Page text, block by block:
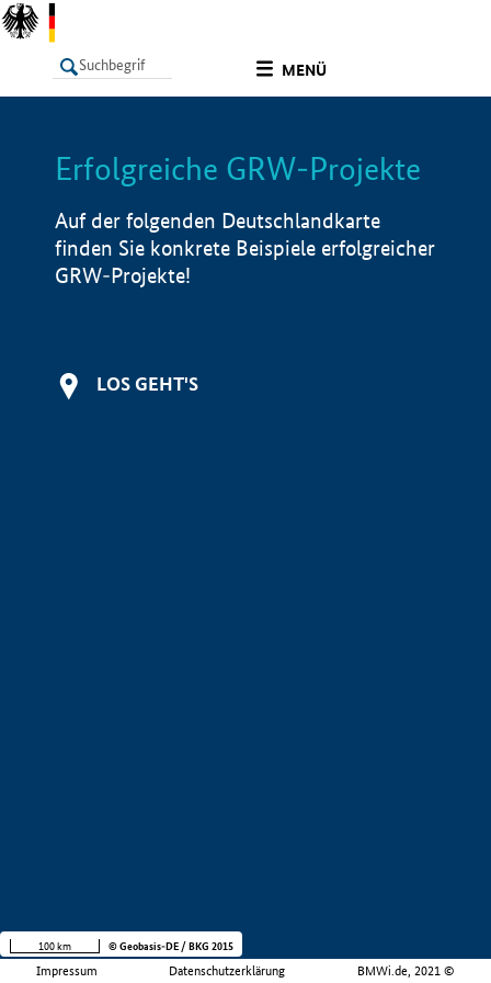
MENÜ
LISTE Info
Erfolgreiche GRW-Projekte
Auf der folgenden Deutschlandkarte
finden Sie konkrete Beispiele erfolgreicher
GRW-Projekte!
LOS GEHT'S
Impressum Datenschutzerklärung BMWi.de, 2021 ©
100 km © Geobasis-DE / BKG 2015